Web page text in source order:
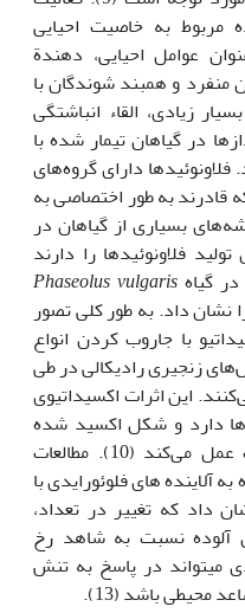
مربوط به خاصیت احیایی
عوامل احیایی، دهندة
و همبند شوندگان با
گزارشات بسیار زیادی، القاء انباشتگی
در گیاهان تیمار شده با
دارای گروه‌های
به طور اختصاصی به
باند شوند (11). ریشه‌های بسیاری از گیاهان در
فلاونوئیدها را دارند
Phaseolus vulgaris
نشان داد. به طور کلی تصور
با جاروب کردن انواع
زنجیری رادیکالی در طی
این اثرات اکسیداتیوی
دارد و شکل اکسید شده
آن‌ها تنها به عنوان پرواکسیدانت عمل می‌کند (10). مطالعات
لگوم آلوده به آلاینده های فلوئورایدی با
داد که تغییر در تعداد،
آلوده نسبت به شاهد رخ
می‏تواند در پاسخ به تنش
محیطی باشد (13).